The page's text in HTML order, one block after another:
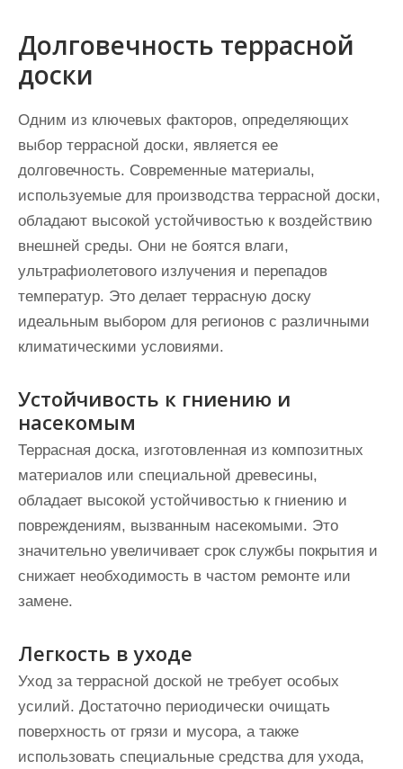
Долговечность террасной
доски
Одним из ключевых факторов, определяющих
выбор террасной доски, является ее
долговечность. Современные материалы,
используемые для производства террасной доски,
обладают высокой устойчивостью к воздействию
внешней среды. Они не боятся влаги,
ультрафиолетового излучения и перепадов
температур. Это делает террасную доску
идеальным выбором для регионов с различными
климатическими условиями.
Устойчивость к гниению и
насекомым
Террасная доска, изготовленная из композитных
материалов или специальной древесины,
обладает высокой устойчивостью к гниению и
повреждениям, вызванным насекомыми. Это
значительно увеличивает срок службы покрытия и
снижает необходимость в частом ремонте или
замене.
Легкость в уходе
Уход за террасной доской не требует особых
усилий. Достаточно периодически очищать
поверхность от грязи и мусора, а также
использовать специальные средства для ухода,